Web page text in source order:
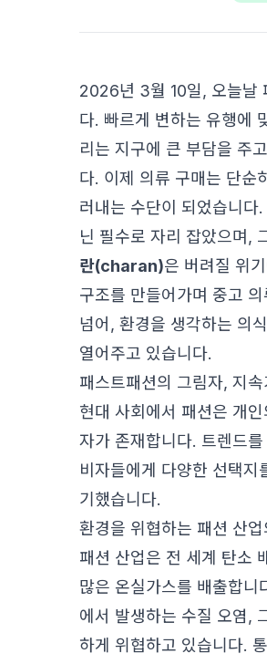
2026년 3월 10일, 오늘날
다. 빠르게 변하는 유행에
리는 지구에 큰 부담을 주
다. 이제 의류 구매는 단순
러내는 수단이 되었습니
닌 필수로 자리 잡았으며,
란(charan)은 버려질 위
구조를 만들어가며 중고
넘어, 환경을 생각하는 의
열어주고 있습니다.
패스트패션의 그림자, 지
현대 사회에서 패션은 개
자가 존재합니다. 트렌드
비자들에게 다양한 선택
기했습니다.
환경을 위협하는 패션 산업
패션 산업은 전 세계 탄소
많은 온실가스를 배출합니
에서 발생하는 수질 오염,
하게 위협하고 있습니다.